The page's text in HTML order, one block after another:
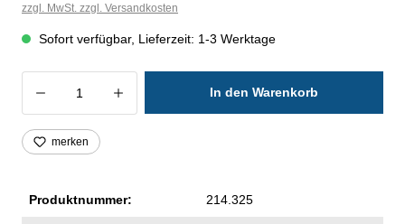
zzgl. MwSt. zzgl. Versandkosten
Sofort verfügbar, Lieferzeit: 1-3 Werktage
Produkt Anzahl: Gib den gewünschten
In den Warenkorb
merken
Produktnummer: 214.325